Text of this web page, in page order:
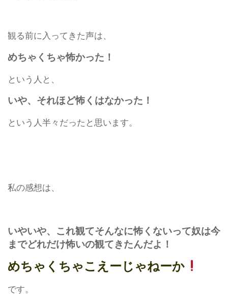
観る前に入ってきた声は、
めちゃくちゃ怖かった！
という人と、
いや、それほど怖くはなかった！
という人半々だったと思います。
私の感想は、
いやいや、これ観てそんなに怖くないって奴は今
までどれだけ怖いの観てきたんだよ！
めちゃくちゃこえーじゃねーか
です。